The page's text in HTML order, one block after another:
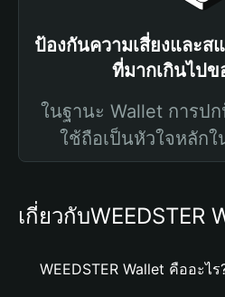
ป้องกันความเสี่ยงและ
ที่มากเกินไปข
ในฐานะ Wallet การป
ใช้ถือเป็นหัวใจหลักใ
เกี่ยวกับWEEDSTER
WEEDSTER Wallet คืออะไร